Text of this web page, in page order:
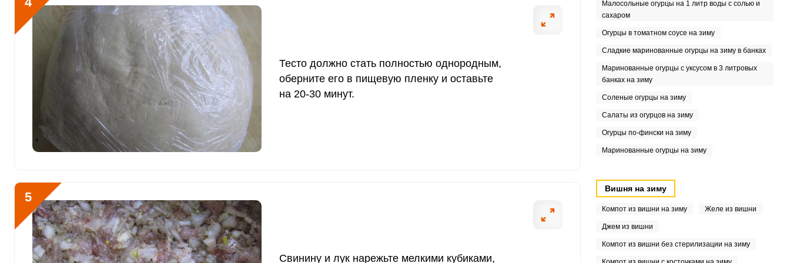
Селен 49.4 мкг
213.3 мкг
18.6 мкг
17.3 мг 12 мг
Бор 950.3 мкг
Ванадий 363.4 мкг
Тесто должно стать полностью однородным,
оберните его в пищевую пленку и оставьте
на 20-30 минут.
5
Свинину и лук нарежьте мелкими кубиками,
Малосольные огурцы на 1 литр воды с солью и
сахаром
Огурцы в томатном соусе на зиму
Сладкие маринованные огурцы на зиму в банках
Маринованные огурцы с уксусом в 3 литровых
банках на зиму
Соленые огурцы на зиму
Салаты из огурцов на зиму
Огурцы по-фински на зиму
Маринованные огурцы на зиму
Вишня на зиму
Компот из вишни на зиму Желе из вишни
Джем из вишни
Компот из вишни без стерилизации на зиму